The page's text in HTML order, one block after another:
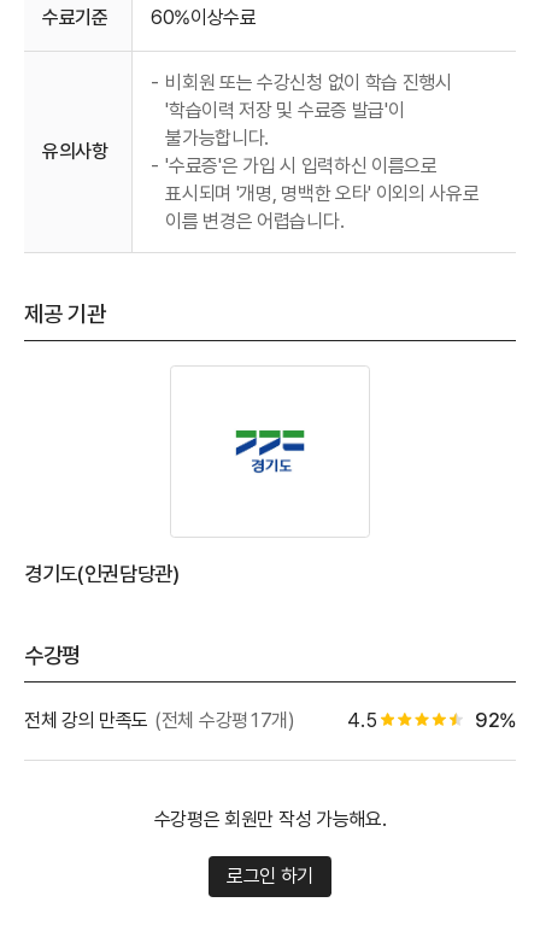
수료기준 60%이상수료
유의사항
- 비회원 또는 수강신청 없이 학습 진행시
'학습이력 저장 및 수료증 발급'이
불가능합니다.
- '수료증'은 가입 시 입력하신 이름으로
표시되며 '개명, 명백한 오타' 이외의 사유로
이름 변경은 어렵습니다.
제공 기관
경기도(인권담당관)
수강평
전체 강의 만족도 (전체 수강평17개) 4.5 별점 4.5개 별점 백
92%
수강평은 회원만 작성 가능해요.
로그인 하기